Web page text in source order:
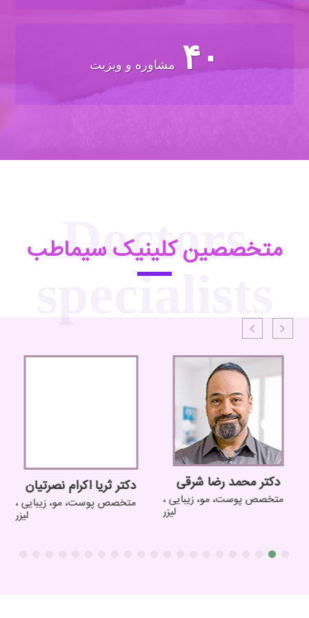
۴۰ مشاوره و ویزیت
Doctors
specialists
متخصصین کلینیک سیماطب
دکتر محمد رضا شرقی
متخصص پوست، مو، زیبایی ،
لیزر
دکتر ثریا اکرام نصرتیان
متخصص پوست، مو، زیبایی ،
لیزر